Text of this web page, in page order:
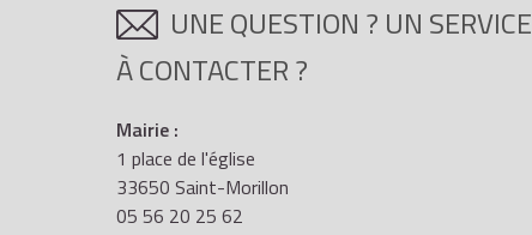
UNE QUESTION ? UN SERVICE
À CONTACTER ?
Mairie :
1 place de l'église
33650 Saint-Morillon
05 56 20 25 62